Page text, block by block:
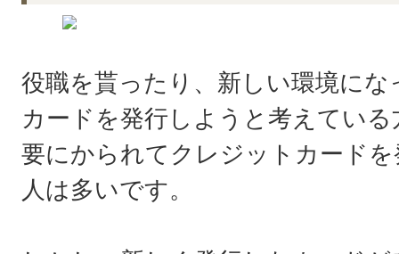
役職を貰ったり、新しい環境に
カードを発行しようと考えてい
要にかられてクレジットカード
人は多いです。